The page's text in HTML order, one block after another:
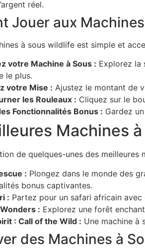
réel.
Jouer aux
à sous wildlife est simple et
votre Machine à Sous : Explorez la
le plus.
votre Mise : Ajustez le montant de
les Rouleaux : Cliquez sur le
Fonctionnalités Bonus : Gardez
Machines
de quelques-unes des
: Plongez dans le monde des
bonus captivantes.
: Partez pour un safari africain avec
: Explorez une forêt
: Call of the Wild : Une machine à
des Machines à